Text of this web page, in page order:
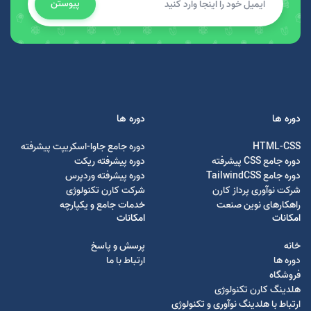
پیوستن
دوره ها
HTML-CSS
دوره جامع CSS پیشرفته
دوره جامع TailwindCSS
شرکت نوآوری پرداز کارن
راهکارهای نوین صنعت
دوره ها
دوره جامع جاوا-اسکریپت پیشرفته
دوره پیشرفته ریکت
دوره پیشرفته وردپرس
شرکت کارن تکنولوژی
خدمات جامع و یکپارچه
امکانات
خانه
دوره ها
فروشگاه
هلدینگ کارن تکنولوژی
ارتباط با هلدینگ نوآوری و تکنولوژی
امکانات
پرسش و پاسخ
ارتباط با ما